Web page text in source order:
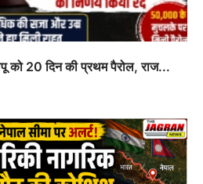
को 20 दिन की प्रथम पैरोल, राज...